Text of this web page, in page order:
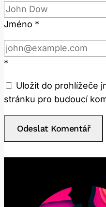
Jméno *
*
Uložit do prohlížeče
stránku pro budoucí